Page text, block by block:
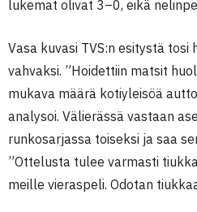
lukemat olivat 3–0, eikä
Vasa kuvasi TVS:n esitystä tosi
vahvaksi. ”Hoidettiin matsit
mukava määrä kotiyleisöä
analysoi. Välierässä vastaan
runkosarjassa toiseksi ja saa
”Ottelusta tulee varmasti
meille vieraspeli. Odotan